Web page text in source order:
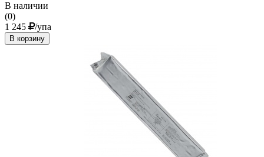
В наличии
(0)
1 245
/упа
В корзину